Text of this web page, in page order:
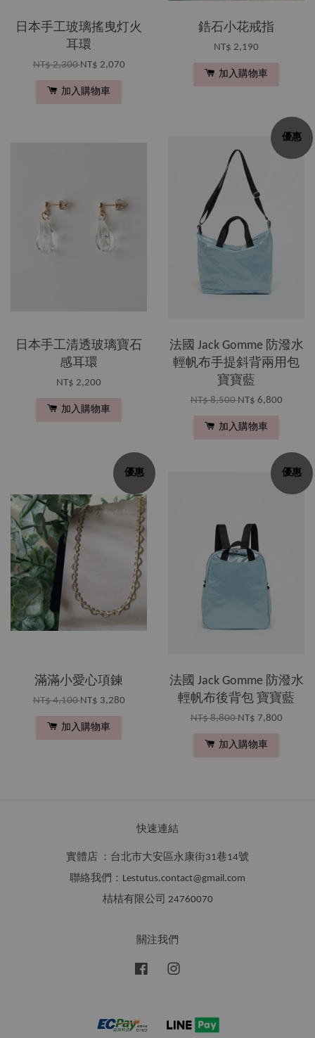
日本手工玻璃搖曳灯火
耳環
NT$ 2,300NT$ 2,070
加入購物車
鋯石小花戒指
NT$ 2,190
加入購物車
日本手工清透玻璃寶石
感耳環
NT$ 2,200
加入購物車
優惠
法國 Jack Gomme 防潑水
輕帆布手提斜背兩用包
寶寶藍
NT$ 8,500NT$ 6,800
加入購物車
優惠
滿滿小愛心項鍊
NT$ 4,100NT$ 3,280
加入購物車
優惠
法國 Jack Gomme 防潑水
輕帆布後背包 寶寶藍
NT$ 8,800NT$ 7,800
加入購物車
快速連結
實體店 ：台北市大安區永康街31巷14號
聯絡我們：Lestutus.contact@gmail.com
桔桔有限公司 24760070
關注我們
Facebook